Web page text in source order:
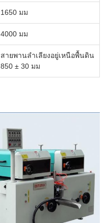
1650 มม
4000 มม
สายพานลำเลียงอยู่เหนือพื้นดิน
850 ± 30 มม